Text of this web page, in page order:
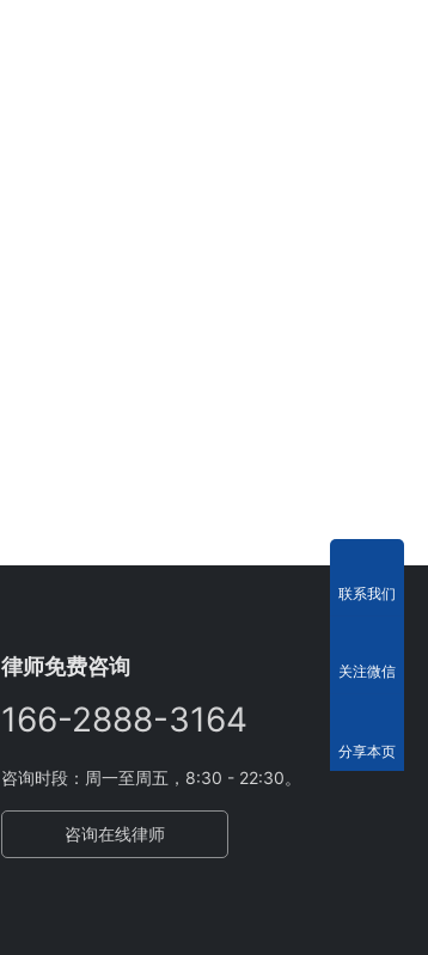
律师免费咨询
166-2888-3164
咨询时段：周一至周五，8:30 - 22:30。
咨询在线律师
联系我们
关注微信
分享本页